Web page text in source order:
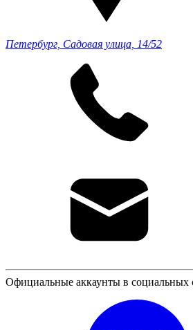
Петербург, Садовая улица, 14/52
Официальные аккаунты в социальных